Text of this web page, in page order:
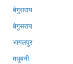
बेगुसराय
बेगुसराय
भागलपुर
मधुबनी